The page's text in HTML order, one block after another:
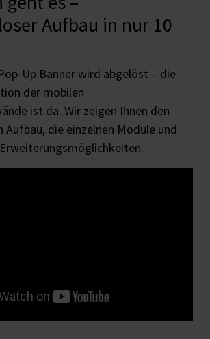
Aufbau in nur 10
Up Banner wird abgelöst – die
der mobilen
ist da. Wir zeigen Ihnen den
die einzelnen Module und